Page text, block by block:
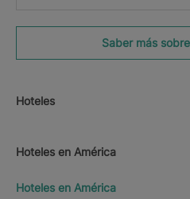
Saber más
Hoteles
Hoteles en América
Hoteles en América